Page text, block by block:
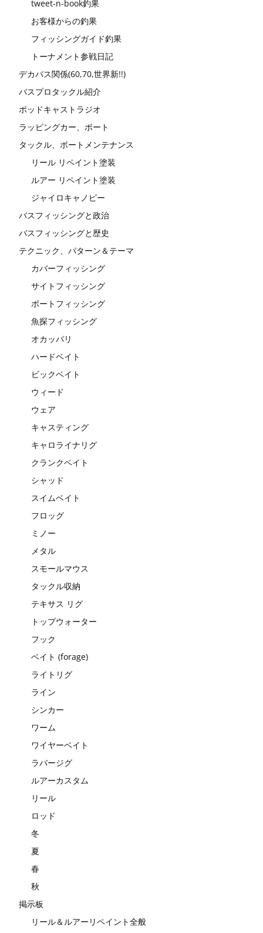
tweet-n-book釣果
お客様からの釣果
フィッシングガイド釣果
トーナメント参戦日記
デカバス関係(60,70,世界新!!)
バスプロタックル紹介
ポッドキャストラジオ
ラッピングカー、ボート
タックル、ボートメンテナンス
リール リペイント塗装
ルアー リペイント塗装
ジャイロキャノピー
バスフィッシングと政治
バスフィッシングと歴史
テクニック、パターン＆テーマ
カバーフィッシング
サイトフィッシング
ボートフィッシング
魚探フィッシング
オカッパリ
ハードベイト
ビックベイト
ウィード
ウェア
キャスティング
キャロライナリグ
クランクベイト
シャッド
スイムベイト
フロッグ
ミノー
メタル
スモールマウス
タックル収納
テキサス リグ
トップウォーター
フック
ベイト (forage)
ライトリグ
ライン
シンカー
ワーム
ワイヤーベイト
ラバージグ
ルアーカスタム
リール
ロッド
冬
夏
春
秋
掲示板
リール＆ルアーリペイント全般